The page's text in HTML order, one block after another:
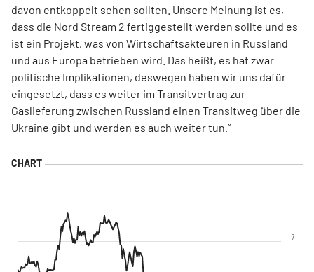
davon entkoppelt sehen sollten. Unsere Meinung ist es,
dass die Nord Stream 2 fertiggestellt werden sollte und es
ist ein Projekt, was von Wirtschaftsakteuren in Russland
und aus Europa betrieben wird. Das heißt, es hat zwar
politische Implikationen, deswegen haben wir uns dafür
eingesetzt, dass es weiter im Transitvertrag zur
Gaslieferung zwischen Russland einen Transitweg über die
Ukraine gibt und werden es auch weiter tun.“
7